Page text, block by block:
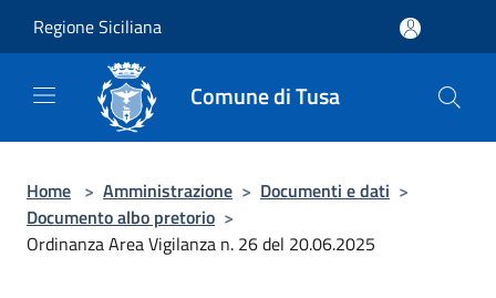
Regione Siciliana
Comune di Tusa
Home > Amministrazione > Documenti e dati >
Documento albo pretorio >
Ordinanza Area Vigilanza n. 26 del 20.06.2025